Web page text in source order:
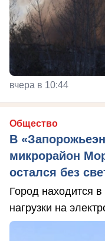
вчера в 10:44
Общество
В
микрорайон
остался без
Город находится
нагрузки на